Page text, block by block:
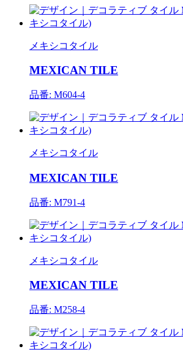
メキシコタイル
MEXICAN TILE
品番: M604-4
メキシコタイル
MEXICAN TILE
品番: M791-4
メキシコタイル
MEXICAN TILE
品番: M258-4